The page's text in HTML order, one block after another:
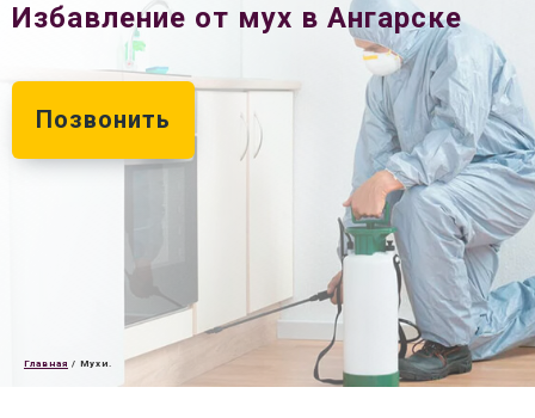
Избавление от мух в Ангарске
Позвонить
Главная / Мухи.